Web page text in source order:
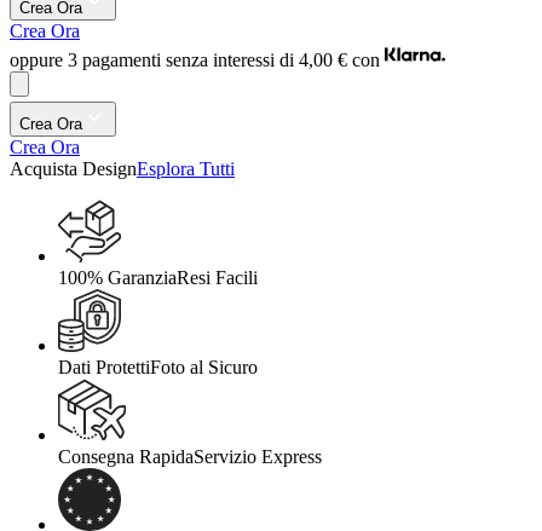
Crea Ora
Crea Ora
oppure 3 pagamenti senza interessi di 4,00 € con
Crea Ora
Crea Ora
Acquista DesignEsplora Tutti
100% GaranziaResi Facili
Dati ProtettiFoto al Sicuro
Consegna RapidaServizio Express